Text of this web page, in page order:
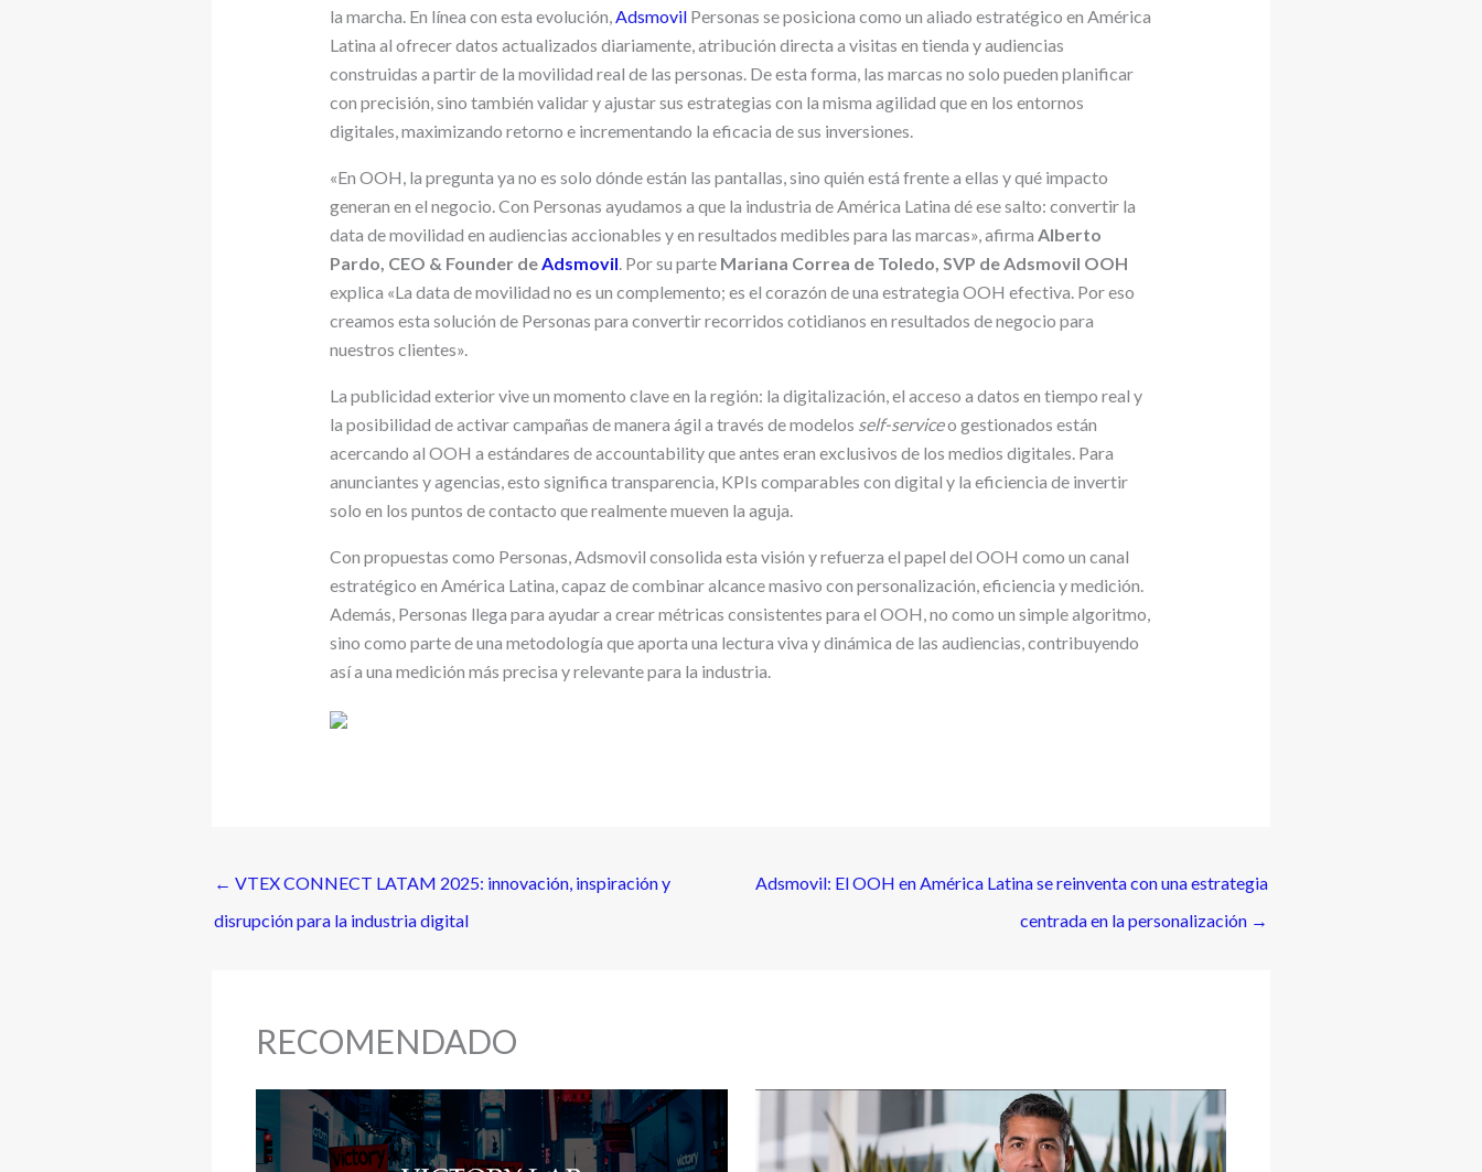
la marcha. En línea con esta evolución,AdsmovilPersonas se posiciona como un aliado estratégico en América
Latina al ofrecer datos actualizados diariamente, atribución directa a visitas en tienda y audiencias
construidas a partir de la movilidad real de las personas. De esta forma, las marcas no solo pueden planificar
con precisión, sino también validar y ajustar sus estrategias con la misma agilidad que en los entornos
digitales, maximizando retorno e incrementando la eficacia de sus inversiones.
«En OOH, la pregunta ya no es solo dónde están las pantallas, sino quién está frente a ellas y qué impacto
generan en el negocio. Con Personas ayudamos a que la industria de América Latina dé ese salto: convertir la
data de movilidad en audiencias accionables y en resultados medibles para las marcas», afirma Alberto
Pardo, CEO & Founder deAdsmovil. Por su parte Mariana Correa de Toledo, SVP de Adsmovil OOH
explica «La data de movilidad no es un complemento; es el corazón de una estrategia OOH efectiva. Por eso
creamos esta solución de Personas para convertir recorridos cotidianos en resultados de negocio para
nuestros clientes».
La publicidad exterior vive un momento clave en la región: la digitalización, el acceso a datos en tiempo real y
la posibilidad de activar campañas de manera ágil a través de modelos self-serviceo gestionados están
acercando al OOH a estándares de accountability que antes eran exclusivos de los medios digitales. Para
anunciantes y agencias, esto significa transparencia, KPIs comparables con digital y la eficiencia de invertir
solo en los puntos de contacto que realmente mueven la aguja.
Con propuestas como Personas, Adsmovil consolida esta visión y refuerza el papel del OOH como un canal
estratégico en América Latina, capaz de combinar alcance masivo con personalización, eficiencia y medición.
Además, Personas llega para ayudar a crear métricas consistentes para el OOH, no como un simple algoritmo,
sino como parte de una metodología que aporta una lectura viva y dinámica de las audiencias, contribuyendo
así a una medición más precisa y relevante para la industria.
← VTEX CONNECT LATAM 2025: innovación, inspiración y
disrupción para la industria digital
Adsmovil: El OOH en América Latina se reinventa con una estrategia
centrada en la personalización →
RECOMENDADO